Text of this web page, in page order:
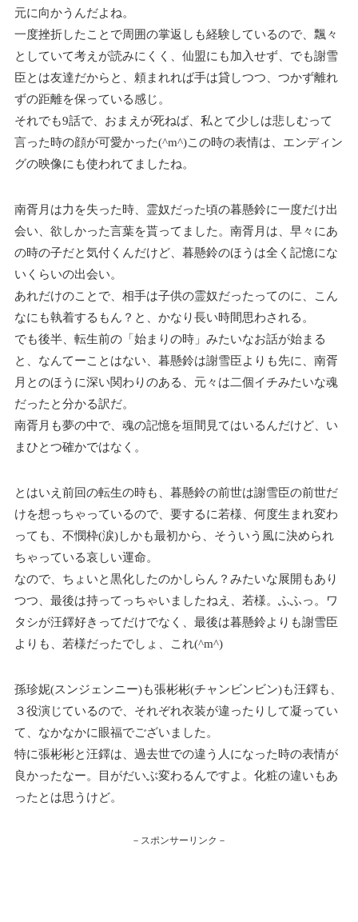
元に向かうんだよね。
一度挫折したことで周囲の掌返しも経験しているので、飄々
としていて考えが読みにくく、仙盟にも加入せず、でも謝雪
臣とは友達だからと、頼まれれば手は貸しつつ、つかず離れ
ずの距離を保っている感じ。
それでも9話で、おまえが死ねば、私とて少しは悲しむって
言った時の顔が可愛かった(^m^)この時の表情は、エンディン
グの映像にも使われてましたね。
南胥月は力を失った時、霊奴だった頃の暮懸鈴に一度だけ出
会い、欲しかった言葉を貰ってました。南胥月は、早々にあ
の時の子だと気付くんだけど、暮懸鈴のほうは全く記憶にな
いくらいの出会い。
あれだけのことで、相手は子供の霊奴だったってのに、こん
なにも執着するもん？と、かなり長い時間思わされる。
でも後半、転生前の「始まりの時」みたいなお話が始まる
と、なんてーことはない、暮懸鈴は謝雪臣よりも先に、南胥
月とのほうに深い関わりのある、元々は二個イチみたいな魂
だったと分かる訳だ。
南胥月も夢の中で、魂の記憶を垣間見てはいるんだけど、い
まひとつ確かではなく。
とはいえ前回の転生の時も、暮懸鈴の前世は謝雪臣の前世だ
けを想っちゃっているので、要するに若様、何度生まれ変わ
っても、不憫枠(涙)しかも最初から、そういう風に決められ
ちゃっている哀しい運命。
なので、ちょいと黒化したのかしらん？みたいな展開もあり
つつ、最後は持ってっちゃいましたねえ、若様。ふふっ。ワ
タシが汪鐸好きってだけでなく、最後は暮懸鈴よりも謝雪臣
よりも、若様だったでしょ、これ(^m^)
孫珍妮(スンジェンニー)も張彬彬(チャンビンビン)も汪鐸も、
３役演じているので、それぞれ衣装が違ったりして凝ってい
て、なかなかに眼福でございました。
特に張彬彬と汪鐸は、過去世での違う人になった時の表情が
良かったなー。目がだいぶ変わるんですよ。化粧の違いもあ
ったとは思うけど。
－スポンサーリンク－